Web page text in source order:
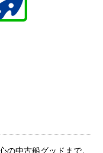
の中古船グッドまで。